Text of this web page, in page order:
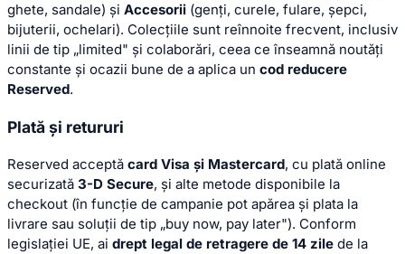
ghete, sandale) și Accesorii (genți, curele, fulare, șepci,
bijuterii, ochelari). Colecțiile sunt reînnoite frecvent, inclusiv
linii de tip „limited" și colaborări, ceea ce înseamnă noutăți
constante și ocazii bune de a aplica un cod reducere
Reserved.
Plată și retururi
Reserved acceptă card Visa și Mastercard, cu plată online
securizată 3-D Secure, și alte metode disponibile la
checkout (în funcție de campanie pot apărea și plata la
livrare sau soluții de tip „buy now, pay later"). Conform
legislației UE, ai drept legal de retragere de 14 zile de la